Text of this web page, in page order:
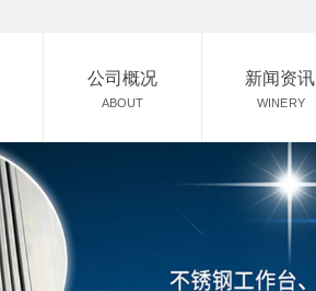
公司概况
ABOUT
新闻资讯
WINERY